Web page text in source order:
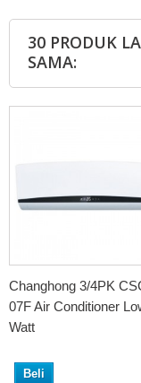
30 PRODUK
SAMA:
Changhong 3/4PK
07F Air Conditioner
Watt
Beli